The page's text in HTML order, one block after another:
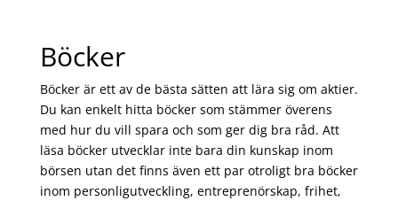
Böcker
Böcker är ett av de bästa sätten att lära sig om aktier.
Du kan enkelt hitta böcker som stämmer överens
med hur du vill spara och som ger dig bra råd. Att
läsa böcker utvecklar inte bara din kunskap inom
börsen utan det finns även ett par otroligt bra böcker
inom personligutveckling, entreprenörskap, frihet,